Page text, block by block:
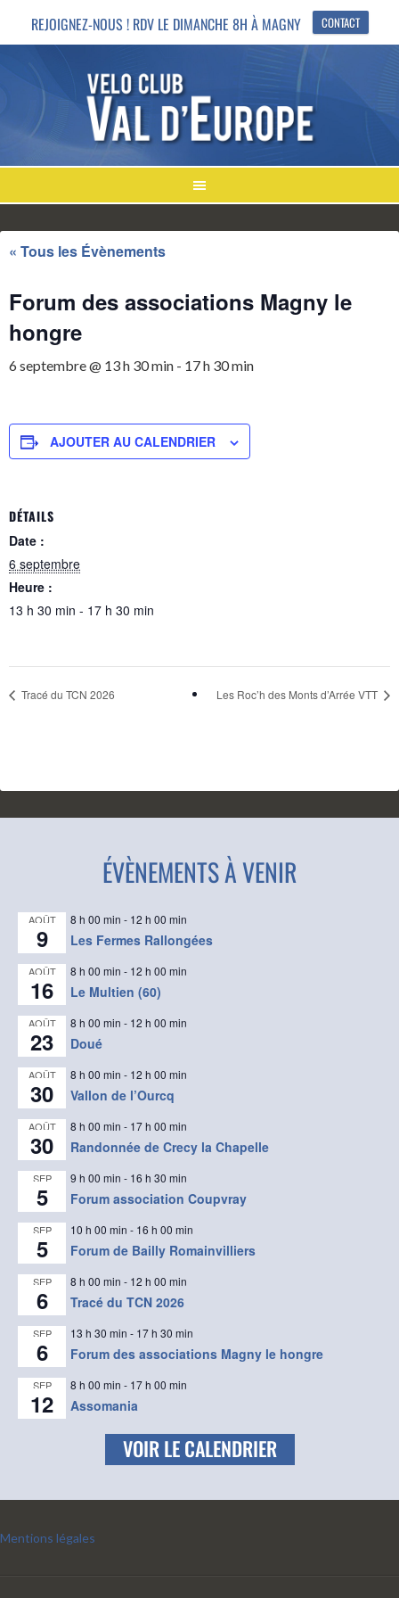
REJOIGNEZ-NOUS ! RDV LE DIMANCHE 8H À MAGNY CONTACT
« Tous les Évènements
Forum des associations Magny le
hongre
6 septembre @ 13 h 30 min - 17 h 30 min
AJOUTER AU CALENDRIER
DÉTAILS
Date :
6 septembre
Heure :
13 h 30 min - 17 h 30 min
Tracé du TCN 2026 Les Roc’h des Monts d’Arrée VTT
ÉVÈNEMENTS À VENIR
AOÛT
9
8 h 00 min - 12 h 00 min
Les Fermes Rallongées
AOÛT
16
8 h 00 min - 12 h 00 min
Le Multien (60)
AOÛT
23
8 h 00 min - 12 h 00 min
Doué
AOÛT
30
8 h 00 min - 12 h 00 min
Vallon de l’Ourcq
AOÛT
30
8 h 00 min - 17 h 00 min
Randonnée de Crecy la Chapelle
SEP
5
9 h 00 min - 16 h 30 min
Forum association Coupvray
SEP
5
10 h 00 min - 16 h 00 min
Forum de Bailly Romainvilliers
SEP
6
8 h 00 min - 12 h 00 min
Tracé du TCN 2026
SEP
6
13 h 30 min - 17 h 30 min
Forum des associations Magny le hongre
SEP
12
8 h 00 min - 17 h 00 min
Assomania
VOIR LE CALENDRIER
Mentions légales